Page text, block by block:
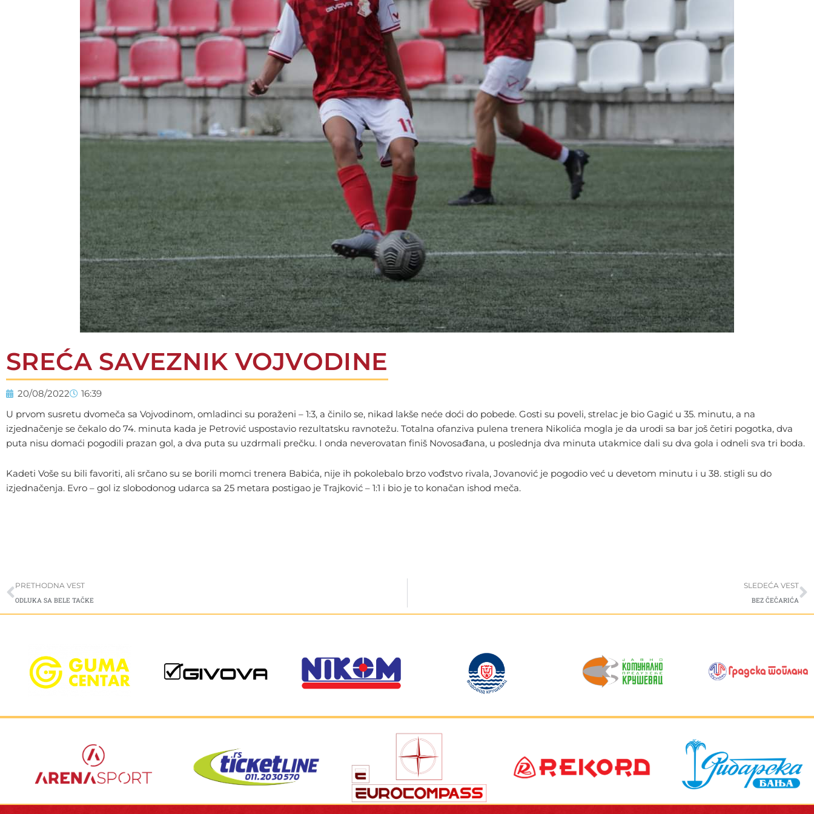
SREĆA SAVEZNIK VOJVODINE
20/08/2022
16:39
U prvom susretu dvomeča sa Vojvodinom, omladinci su poraženi – 1:3, a činilo se, nikad lakše neće doći do pobede. Gosti su poveli, strelac je bio Gagić u 35. minutu, a na
izjednačenje se čekalo do 74. minuta kada je Petrović uspostavio rezultatsku ravnotežu. Totalna ofanziva pulena trenera Nikolića mogla je da urodi sa bar još četiri pogotka, dva
puta nisu domaći pogodili prazan gol, a dva puta su uzdrmali prečku. I onda neverovatan finiš Novosađana, u poslednja dva minuta utakmice dali su dva gola i odneli sva tri boda.
Kadeti Voše su bili favoriti, ali srčano su se borili momci trenera Babića, nije ih pokolebalo brzo vođstvo rivala, Jovanović je pogodio već u devetom minutu i u 38. stigli su do
izjednačenja. Evro – gol iz slobodonog udarca sa 25 metara postigao je Trajković – 1:1 i bio je to konačan ishod meča.
Prev
PRETHODNA VEST
ODLUKA SA BELE TAČKE
SLEDEĆA VEST
BEZ ČEČARIĆA